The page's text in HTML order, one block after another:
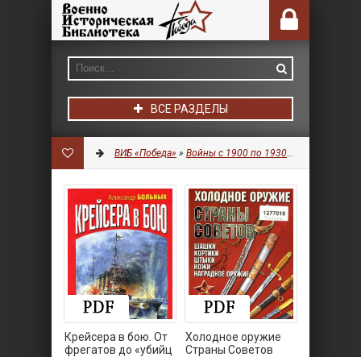
ВСЕ РАЗДЕЛЫ
ВИБ «Победа» » Войны с 1900 по 1930 гг.
Крейсера в бою. От
фрегатов до «убийц
Холодное оружие
Страны Советов